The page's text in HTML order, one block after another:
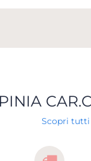
Scopri tutti